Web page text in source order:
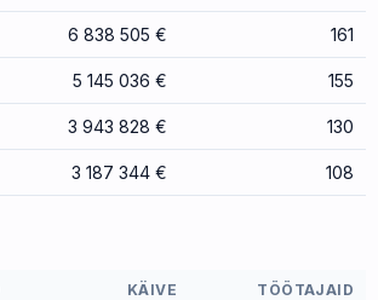
6 838 505 € 161
5 145 036 € 155
3 943 828 € 130
3 187 344 € 108
KÄIVE TÖÖTAJAID